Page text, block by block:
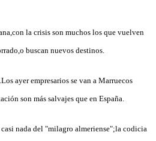
la crisis son muchos los que vuelven
buscan nuevos destinos.
ayer empresarios se van a Marruecos
son más salvajes que en España.
nada del "milagro almeriense";la codicia